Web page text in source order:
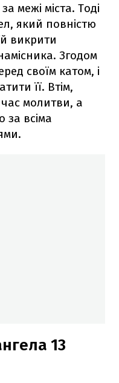
межі міста. Тоді
який повністю
викрити
Згодом
своїм катом, і
її. Втім,
молитви, а
за всіма
13